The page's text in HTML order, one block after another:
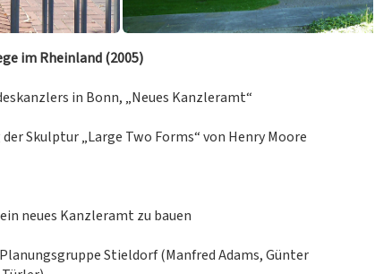
im Rheinland (2005)
in Bonn, „Neues Kanzleramt“
Skulptur „Large Two Forms“ von Henry Moore
neues Kanzleramt zu bauen
Stieldorf (Manfred Adams, Günter